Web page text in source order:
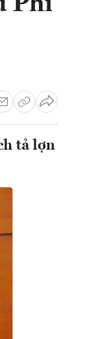
tả lợn